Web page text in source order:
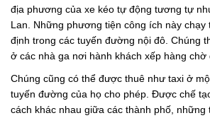
địa phương của xe kéo tự động tương tự
Lan. Những phương tiện công ích này chạy
định trong các tuyến đường nội đô. Chúng
ở các nhà ga nơi hành khách xếp hàng chờ
Chúng cũng có thể được thuê như taxi ở
tuyến đường của họ cho phép. Được chế
cách khác nhau giữa các thành phố,